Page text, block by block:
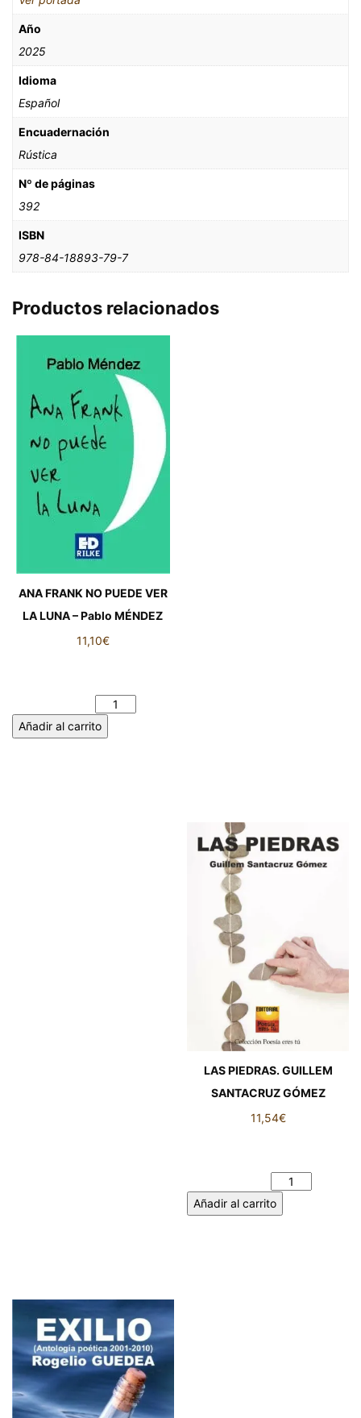
Año
2025
Idioma
Español
Encuadernación
Rústica
Nº de páginas
392
ISBN
978-84-18893-79-7
Productos relacionados
ANA FRANK NO PUEDE VER
LA LUNA – Pablo MÉNDEZ
11,10€
Añadir al carrito
LAS PIEDRAS. GUILLEM
SANTACRUZ GÓMEZ
11,54€
Añadir al carrito